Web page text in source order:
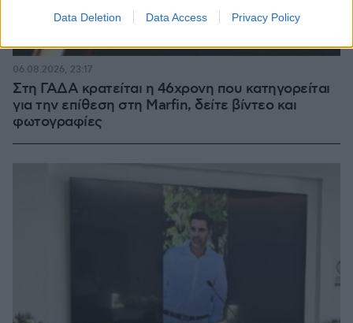
Data Deletion Data Access Privacy Policy
Στη ΓΑΔΑ κρατείται η 46χρονη που κατηγορείται
για την επίθεση στη Marfin, δείτε βίντεο και
φωτογραφίες
06.08.2026, 23:17